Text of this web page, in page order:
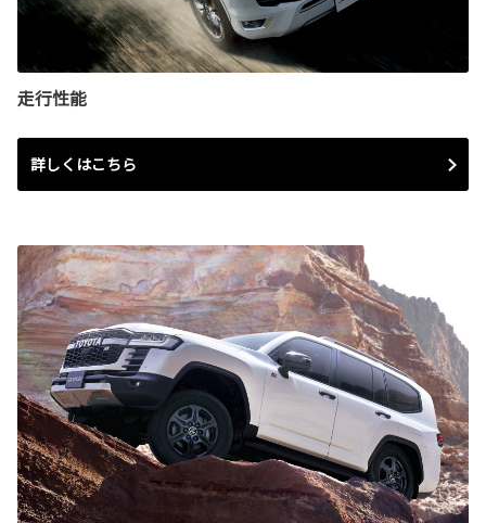
走行性能
詳しくはこちら